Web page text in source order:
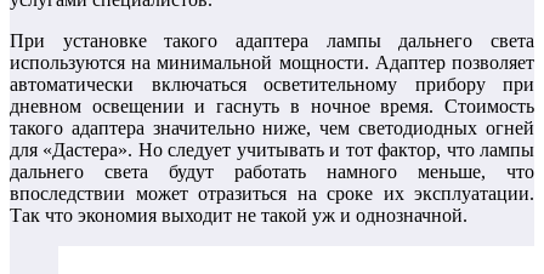
При установке такого адаптера лампы дальнего света
используются на минимальной мощности. Адаптер позволяет
автоматически включаться осветительному прибору при
дневном освещении и гаснуть в ночное время. Стоимость
такого адаптера значительно ниже, чем светодиодных огней
для «Дастера». Но следует учитывать и тот фактор, что лампы
дальнего света будут работать намного меньше, что
впоследствии может отразиться на сроке их эксплуатации.
Так что экономия выходит не такой уж и однозначной.